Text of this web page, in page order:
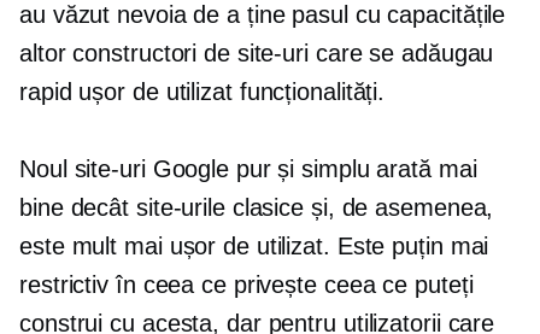
au văzut nevoia de a ține pasul cu capacitățile
altor constructori de site-uri care se adăugau
rapid ușor de utilizatfuncționalități.
Noul site-uri Google pur și simplu arată mai
bine decât site-urile clasice și, de asemenea,
este mult mai ușor de utilizat. Este puțin mai
restrictiv în ceea ce privește ceea ce puteți
construi cu acesta, dar pentru utilizatorii care